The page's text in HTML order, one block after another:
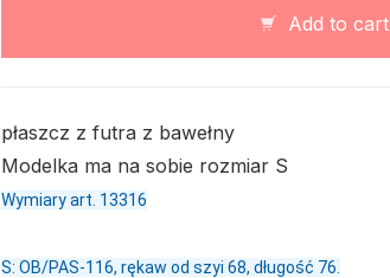
z
Add to cart
płaszcz z futra z bawełny
Modelka ma na sobie rozmiar S
Wymiary art. 13316
S: OB/PAS-116, rękaw od szyi 68, długość 76.